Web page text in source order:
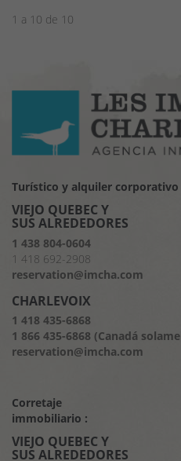
1 a 10 de 10
Turístico y alquiler corporativo
VIEJO QUEBEC Y
SUS ALREDEDORES
1 438 804-0604
1 418 692-2908
reservation@imcha.com
CHARLEVOIX
1 418 435-6868
1 866 435-6868 (Canadá
reservation@imcha.com
Corretaje
immobiliario :
VIEJO QUEBEC Y
SUS ALREDEDORES